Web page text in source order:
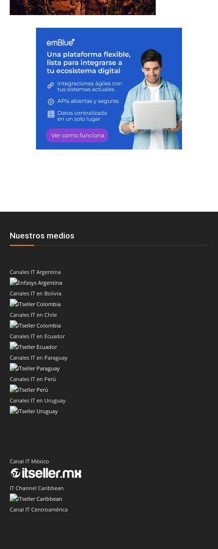
Nuestros medios
Canales IT Argentina
Canales IT en Bolivia
Canales IT en Chile
Canales IT en Ecuador
Canales IT en Paraguay
Canales IT en Perú
Canales IT en Uruguay
Canal IT México
IT Channel Caribbean
Canal IT Centroamérica